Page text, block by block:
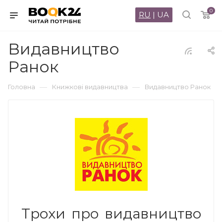
0
RU | UA
Видавництво
Ранок
Головна — Книжкові видавництва — Видавництво Ранок
Трохи про видавництво